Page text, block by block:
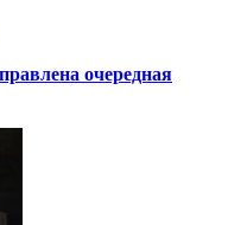
очередная